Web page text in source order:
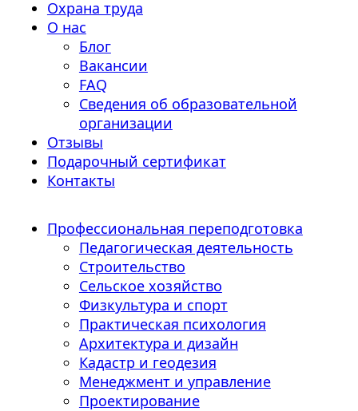
Охрана труда
О нас
Блог
Вакансии
FAQ
Сведения об образовательной
организации
Отзывы
Подарочный сертификат
Контакты
Профессиональная переподготовка
Педагогическая деятельность
Строительство
Сельское хозяйство
Физкультура и спорт
Практическая психология
Архитектура и дизайн
Кадастр и геодезия
Менеджмент и управление
Проектирование